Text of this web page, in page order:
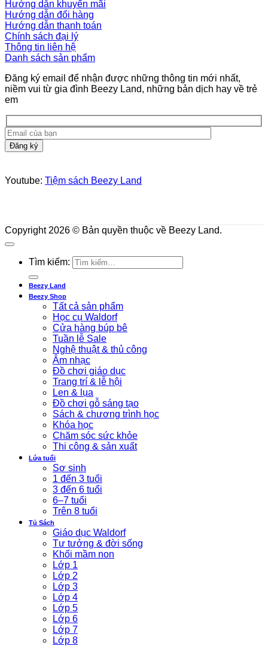
Hướng dẫn khuyến mãi
Hướng dẫn đổi hàng
Hướng dẫn thanh toán
Chính sách đại lý
Thông tin liên hệ
Danh sách sản phẩm
Đăng ký email để nhận được những thông tin mới nhất,
niềm vui từ gia đình Beezy Land, những bản dịch hay về trẻ
em
Youtube: Tiệm sách Beezy Land
Copyright 2026 © Bản quyền thuộc về Beezy Land.
Tìm kiếm:
Beezy Land
Beezy Shop
Tất cả sản phẩm
Học cụ Waldorf
Cửa hàng búp bê
Tuần lễ Sale
Nghệ thuật & thủ công
Âm nhạc
Đồ chơi giáo dục
Trang trí & lễ hội
Len & lụa
Đồ chơi gỗ sáng tạo
Sách & chương trình học
Khóa học
Chăm sóc sức khỏe
Thi công & sản xuất
Lứa tuổi
Sơ sinh
1 đến 3 tuổi
3 đến 6 tuổi
6–7 tuổi
Trên 8 tuổi
Tủ Sách
Giáo dục Waldorf
Tư tưởng & đời sống
Khối mầm non
Lớp 1
Lớp 2
Lớp 3
Lớp 4
Lớp 5
Lớp 6
Lớp 7
Lớp 8